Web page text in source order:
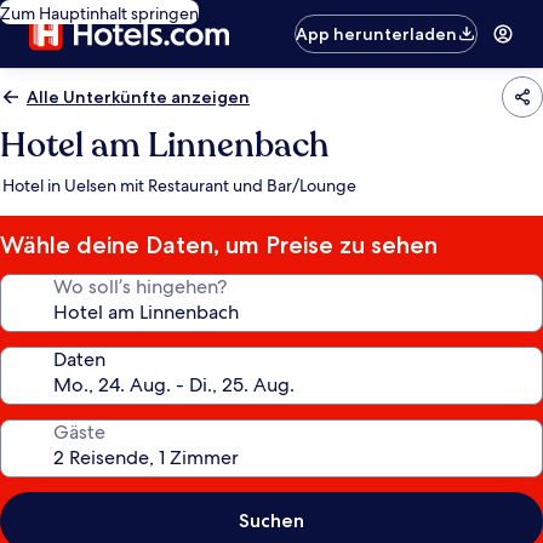
Zum Hauptinhalt springen
App herunterladen
Alle Unterkünfte anzeigen
Hotel am Linnenbach
Hotel in Uelsen mit Restaurant und Bar/Lounge
Wähle deine Daten, um Preise zu sehen
Wo soll’s hingehen?
Daten
Gäste
Suchen